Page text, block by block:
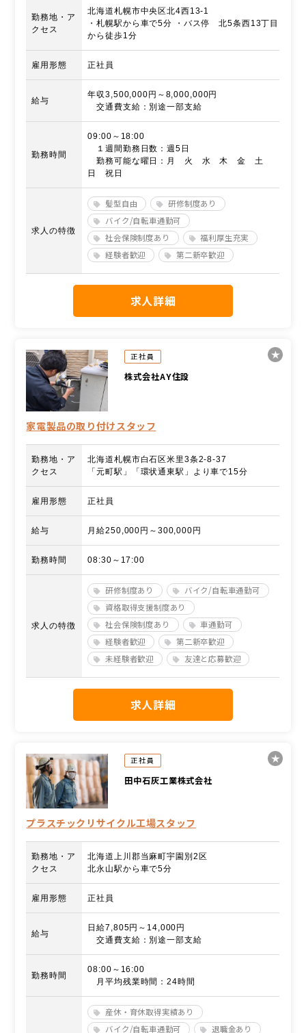
勤務地・ア
クセス
北海道札幌市中央区北4西13-1
・札幌駅から車で5分 ・バス停 北5条西13丁目
から徒歩1分
雇用形態 正社員
給与
年収3,500,000円～8,000,000円
交通費支給：別途一部支給
勤務時間
09:00～18:00
１週間勤務日数：週5日
勤務可能な曜日：月 火 水 木 金 土
日 祝日
求人の特徴
髪型自由
研修制度あり
バイク/自転車通勤可
社会保険制度あり
福利厚生充実
経験者歓迎
第二新卒歓迎
求人詳細
正社員
株式会社AY住設
家電製品の取り付けスタッフ
勤務地・ア
クセス
北海道札幌市白石区米里3条2-8-37
「元町駅」「環状通東駅」より車で15分
雇用形態 正社員
給与 月給250,000円～300,000円
勤務時間 08:30～17:00
求人の特徴
研修制度あり
バイク/自転車通勤可
資格取得支援制度あり
社会保険制度あり
車通勤可
経験者歓迎
第二新卒歓迎
未経験者歓迎
友達と応募歓迎
求人詳細
正社員
田中石灰工業株式会社
プラスチックリサイクル工場スタッフ
勤務地・ア
クセス
北海道上川郡当麻町宇園別2区
北永山駅から車で5分
雇用形態 正社員
給与
日給7,805円～14,000円
交通費支給：別途一部支給
勤務時間
08:00～16:00
月平均残業時間：24時間
産休・育休取得実績あり
バイク/自転車通勤可
退職金あり